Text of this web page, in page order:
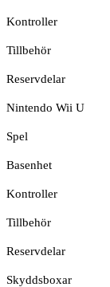
Kontroller
Tillbehör
Reservdelar
Nintendo Wii U
Spel
Basenhet
Kontroller
Tillbehör
Reservdelar
Skyddsboxar